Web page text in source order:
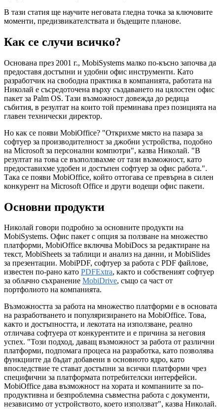
В тази статия ще научите неговата гледна точка за ключовите
моменти, предизвикателствата и бъдещите планове.
Как се случи всичко?
Основана през 2001 г., MobiSystems малко по-късно започва да
предоставя достъпни и удобни офис инструменти. Като
разработчик на свободна практика в компанията, работата на
Николай е съсредоточена върху създаването на цялостен офис
пакет за Palm OS. Тази възможност довежда до редица
събития, в резултат на които той преминава през позицията на
главен технически директор.
Но как се появи MobiOffice? "Открихме място на пазара за
софтуер за производителност за джобни устройства, подобно
на Microsoft за персонални компютри", казва Николай. "В
резултат на това се възползвахме от тази възможност, като
предоставихме удобен и достъпен софтуер за офис работа.".
Така се появи MobiOffice, който оттогава се превърна в силен
конкурент на Microsoft Office и други водещи офис пакети.
Основни продукти
Николай говори подробно за основните продукти на
MobiSystems. Офис пакет с опция за ползване на множество
платформи, MobiOffice включва MobiDocs за редактиране на
текст, MobiSheets за таблици и анализ на данни, и MobiSlides
за презентации. MobiPDF, софтуер за работа с PDF файлове,
известен по-рано като PDFExtra, както и собственият софтуер
за облачно съхранение MobiDrive, също са част от
портфолиото на компанията.
Възможността за работа на множество платформи е в основата
на разработването и популяризирането на MobiOffice. Това,
както и достъпността, и лекотата на използване, реално
отличава софтуера от конкурентите и е причина за неговия
успех. "Този подход, даващ възможност за работа от различни
платформи, подпомага процеса на разработка, като позволява
функциите да бъдат добавени в основното ядро, като
впоследствие те стават достъпни за всички платформи чрез
специфични за платформата потребителски интерфейси.
MobiOffice дава възможност на хората и компаниите за по-
продуктивна и безпроблемна съвместна работа с документи,
независимо от устройството, което използват", казва Николай.